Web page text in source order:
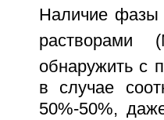
Наличие фазы
растворами
обнаружить с
в случае
50%-50%,